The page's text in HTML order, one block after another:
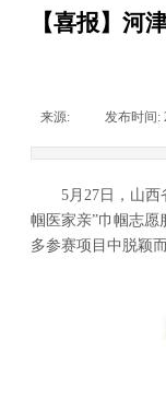
【喜报】河
来源: 发布时间:
5月27日，山西省
帼医家亲”巾帼志
多参赛项目中脱颖